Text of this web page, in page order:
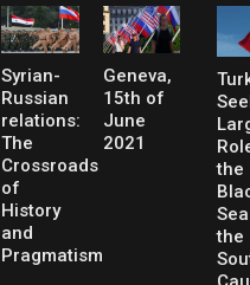
Syrian-
Russian
relations:
The
Crossroads
of
History
and
Pragmatism
Geneva,
15th of
June
2021
the
the